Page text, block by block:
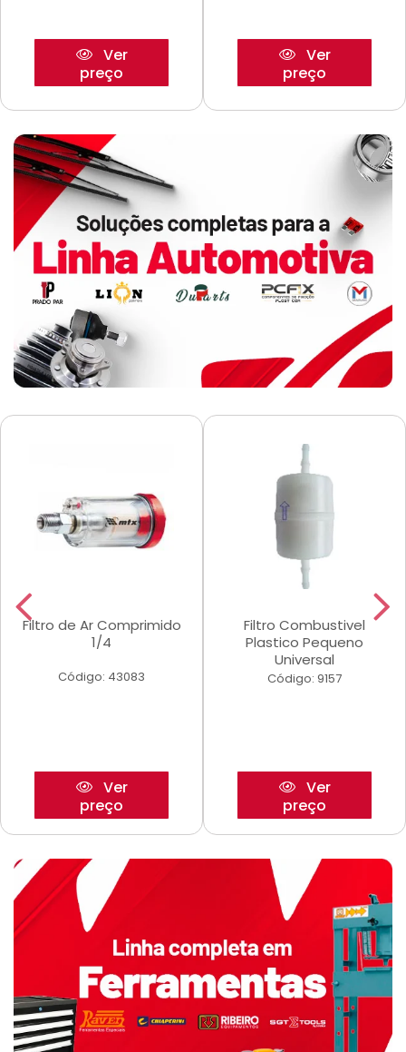
Ver
preço
Ver
preço
Filtro de Ar Comprimido
1/4
Código: 43083
Ver
preço
Filtro Combustivel
Plastico Pequeno
Universal
Código: 9157
Ver
preço